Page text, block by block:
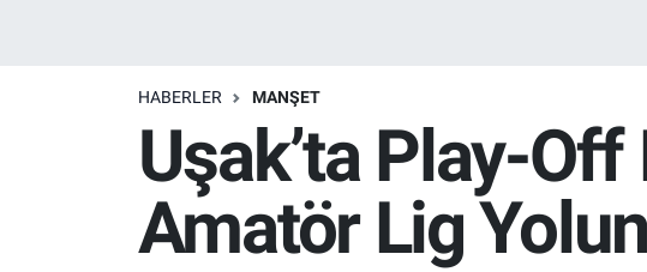
HABERLER MANŞET
Uşak’ta Play-Off
Amatör Lig
Resmi İlanlar
Son Dakika